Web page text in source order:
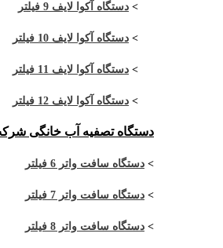
> دستگاه آکوا لایف 9 فیلتر
> دستگاه آکوا لایف 10 فیلتر
> دستگاه آکوا لایف 11 فیلتر
> دستگاه آکوا لایف 12 فیلتر
دستگاه تصفیه آب خانگی
> دستگاه سافت واتر 6 فیلتر
> دستگاه سافت واتر 7 فیلتر
> دستگاه سافت واتر 8 فیلتر